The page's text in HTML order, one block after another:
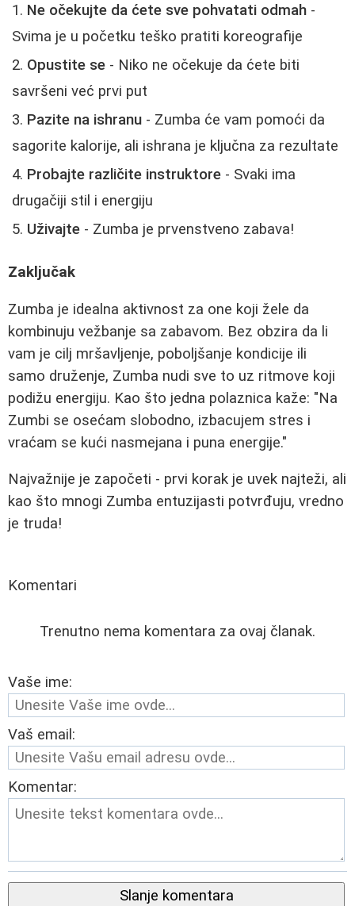
Ne očekujte da ćete sve pohvatati odmah -
Svima je u početku teško pratiti koreografije
Opustite se - Niko ne očekuje da ćete biti
savršeni već prvi put
Pazite na ishranu - Zumba će vam pomoći da
sagorite kalorije, ali ishrana je ključna za rezultate
Probajte različite instruktore - Svaki ima
drugačiji stil i energiju
Uživajte - Zumba je prvenstveno zabava!
Zaključak
Zumba je idealna aktivnost za one koji žele da
kombinuju vežbanje sa zabavom. Bez obzira da li
vam je cilj mršavljenje, poboljšanje kondicije ili
samo druženje, Zumba nudi sve to uz ritmove koji
podižu energiju. Kao što jedna polaznica kaže: "Na
Zumbi se osećam slobodno, izbacujem stres i
vraćam se kući nasmejana i puna energije."
Najvažnije je započeti - prvi korak je uvek najteži, ali
kao što mnogi Zumba entuzijasti potvrđuju, vredno
je truda!
Komentari
Trenutno nema komentara za ovaj članak.
Vaše ime:
Vaš email:
Komentar:
Slanje komentara